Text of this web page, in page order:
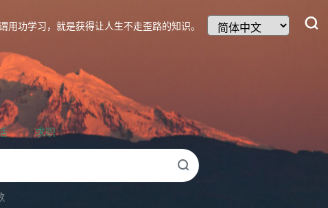
用功学习，就是获得让人生不走歪路的知识。
求职